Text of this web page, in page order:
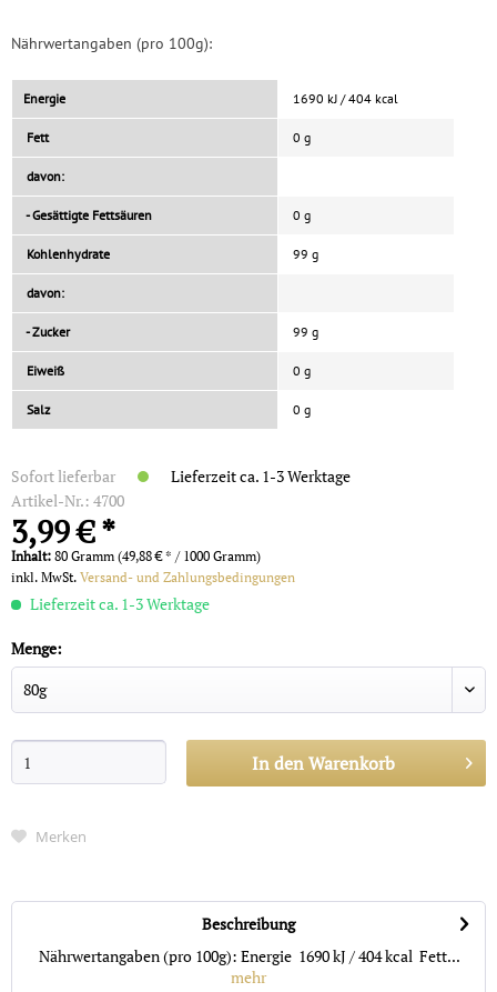
Nährwertangaben (pro 100g):
Energie 1690 kJ / 404 kcal
Fett 0 g
davon:
- Gesättigte Fettsäuren 0 g
Kohlenhydrate 99 g
davon:
- Zucker 99 g
Eiweiß 0 g
Salz 0 g
Sofort lieferbar
Lieferzeit ca. 1-3 Werktage
Artikel-Nr.: 4700
3,99 € *
Inhalt: 80 Gramm (49,88 € * / 1000 Gramm)
inkl. MwSt. Versand- und Zahlungsbedingungen
Lieferzeit ca. 1-3 Werktage
Menge:
In denWarenkorb
Merken
Beschreibung
Nährwertangaben (pro 100g): Energie 1690 kJ / 404 kcal Fett...
mehr